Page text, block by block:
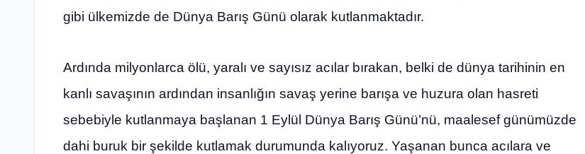
gibi ülkemizde de Dünya Barış Günü olarak kutlanmaktadır.
Ardında milyonlarca ölü, yaralı ve sayısız acılar bırakan, belki de dünya tarihinin en
kanlı savaşının ardından insanlığın savaş yerine barışa ve huzura olan hasreti
sebebiyle kutlanmaya başlanan 1 Eylül Dünya Barış Günü’nü, maalesef günümüzde
dahi buruk bir şekilde kutlamak durumunda kalıyoruz. Yaşanan bunca acılara ve